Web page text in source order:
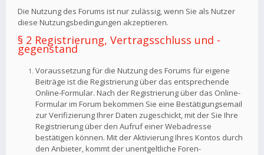
Die Nutzung des Forums ist nur zulässig, wenn Sie als Nutzer
diese Nutzungsbedingungen akzeptieren.
§ 2 Registrierung, Vertragsschluss und -
gegenstand
Voraussetzung für die Nutzung des Forums für eigene
Beiträge ist die Registrierung über das entsprechende
Online-Formular. Nach der Registrierung über das Online-
Formular im Forum bekommen Sie eine Bestätigungsemail
zur Verifizierung Ihrer Daten zugeschickt, mit der Sie Ihre
Registrierung über den Aufruf einer Webadresse
bestätigen können. Mit der Aktivierung Ihres Kontos durch
den Anbieter, kommt der unentgeltliche Foren-